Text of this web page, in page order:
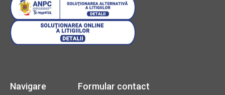
Navigare Formular contact